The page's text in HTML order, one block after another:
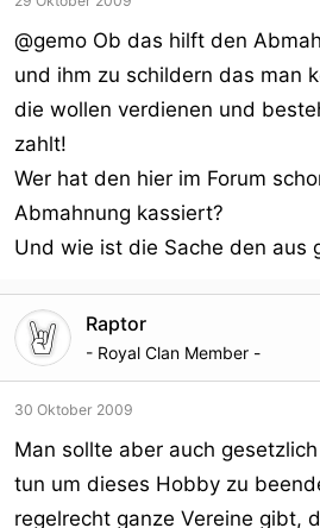
@gemo Ob das hilft den
und ihm zu schildern das man
die wollen verdienen und
zahlt!
Wer hat den hier im Forum
Abmahnung kassiert?
Und wie ist die Sache den aus
Raptor
- Royal Clan Member -
30 Oktober 2009
Man sollte aber auch
tun um dieses Hobby zu
regelrecht ganze Vereine gibt,